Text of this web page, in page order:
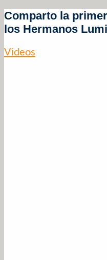
Comparto la
los Hermanos
Videos